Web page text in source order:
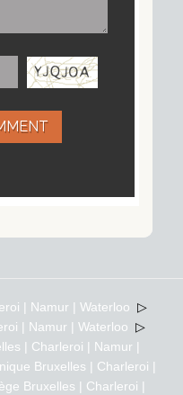
| Namur | Waterloo ▷
| Namur | Waterloo ▷
| Charleroi | Namur |
Bruxelles | Charleroi |
Bruxelles | Charleroi |